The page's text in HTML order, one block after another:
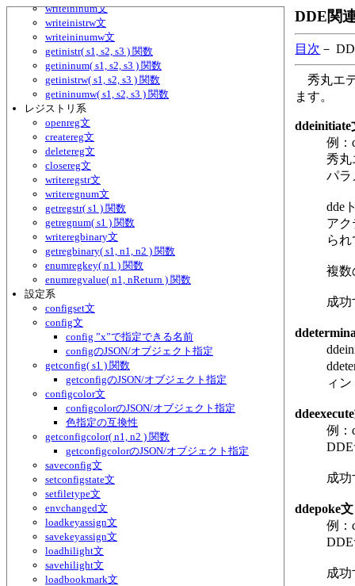
writeininum文
writeinistrw文
writeininumw文
getinistr( s1, s2, s3 ) 関数
getininum( s1, s2, s3 ) 関数
getinistrw( s1, s2, s3 ) 関数
getininumw( s1, s2, s3 ) 関数
レジストリ系
openreg文
createreg文
deletereg文
closereg文
writeregstr文
writeregnum文
getregstr( s1 ) 関数
getregnum( s1 ) 関数
writeregbinary文
getregbinary( s1, n1, n2 ) 関数
enumregkey( n1 ) 関数
enumregvalue( n1, nReturn ) 関数
設定系
configset文
config文
config ”x”で指定できる名前
configのJSON/オブジェクト指定
getconfig( s1 ) 関数
getconfigのJSON/オブジェクト指定
configcolor文
configcolorのJSON/オブジェクト指定
色指定の互換性
getconfigcolor( n1, n2 ) 関数
getconfigcolorのJSON/オブジェクト指定
saveconfig文
setconfigstate文
setfiletype文
envchanged文
loadkeyassign文
savekeyassign文
loadhilight文
savehilight文
loadbookmark文
DDE関
目次 －
秀丸エ
ます。
ddeinitiate
例：
秀丸
パラ
dde
アク
ら
複数
成
ィ
例：
成
ddepoke文
例：
成